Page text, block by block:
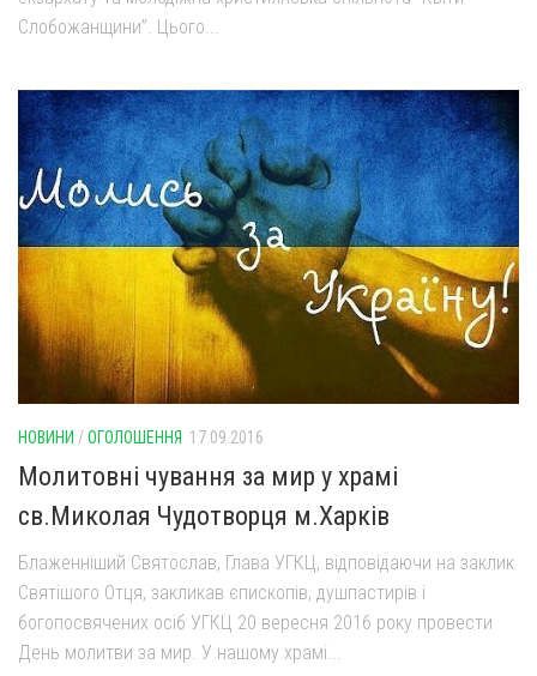
Архистратига Михаїла (с. Пригарівка)
Введення у храм Пресвятої Богородиці (с. Дашківка)
Вознесіння ГНІХ (с. Витівка)
Вознесіння Господнього (м. Кобеляки)
Пророка Іллі (смт. Білики)
Різдва Пресвятої Богородиці (с. Вільховатка)
Св. Апостола Андрія Первозванного (с. Засулля)
Св. Миколая (с. Деменки)
Успіння Пресвятої Богородиці (м. Кременчук)
Введення в храм Богородиці (м. Суми)
Матері Божої Неустанної Помочі (м. Охтирка)
Монастирі
Свято-Покровський монастир оо Василіян
Свято-Івано-Павлівський монастир сестер Згромадження
Слобожанщини”. Цього...
НОВИНИ /ОГОЛОШЕННЯ 17.09.2016
Молитовні чування за мир у храмі
св.Миколая Чудотворця м.Харків
Блаженніший Святослав, Глава УГКЦ, відповідаючи на заклик
Святішого Отця, закликав єпископів, душпастирів і
богопосвячених осіб УГКЦ 20 вересня 2016 року провести
День молитви за мир. У нашому храмі...